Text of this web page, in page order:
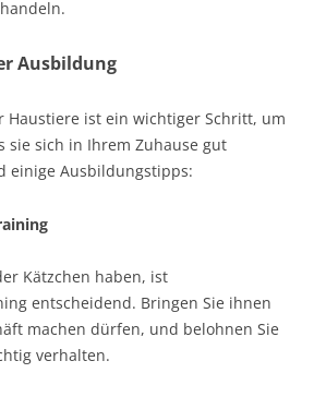
Ausbildung
Haustiere ist ein wichtiger Schritt, um
sie sich in Ihrem Zuhause gut
einige Ausbildungstipps:
Kätzchen haben, ist
entscheidend. Bringen Sie ihnen
machen dürfen, und belohnen Sie
verhalten.